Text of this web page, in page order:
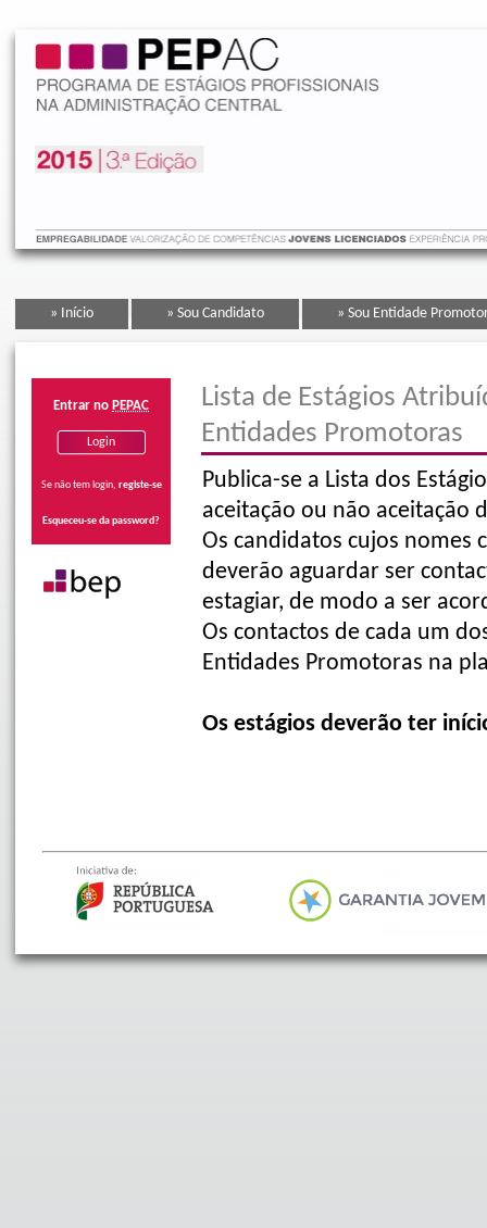
» Início » Sou Candidato » Sou Entidade
Entrar no PEPAC
Se não tem login, registe-se
Esqueceu-se da password?
Lista de Estágios
Entidades Promotoras
Publica-se a Lista dos
aceitação ou não aceitação
Os candidatos cujos nomes
deverão aguardar ser
estagiar, de modo a ser
Os contactos de cada um
Entidades Promotoras na
Os estágios deverão ter